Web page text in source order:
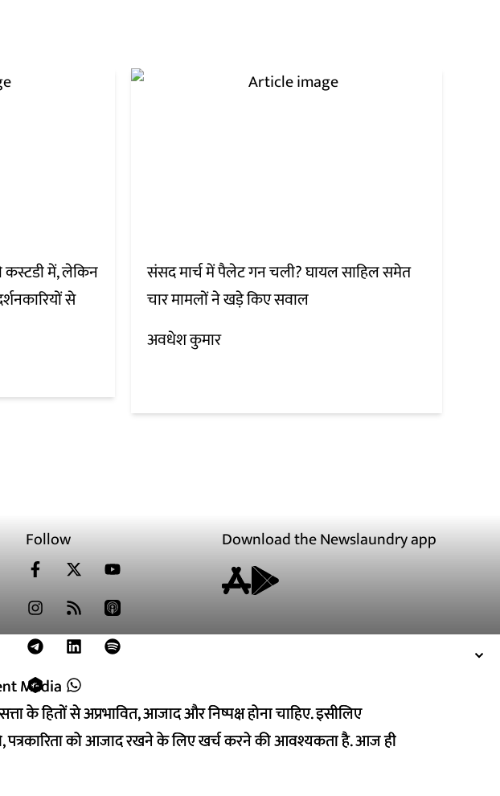
Media
के हितों से अप्रभावित, आजाद और निष्पक्ष होना चाहिए. इसीलिए
पत्रकारिता को आजाद रखने के लिए खर्च करने की आवश्यकता है. आज ही
Media
के हितों से अप्रभावित, आजाद और निष्पक्ष होना चाहिए. इसीलिए
पत्रकारिता को आजाद रखने के लिए खर्च करने की आवश्यकता है. आज ही
कस्टडी में, लेकिन
से
संसद मार्च में पैलेट गन चली? घायल साहिल समेत
चार मामलों ने खड़े किए सवाल
अवधेश कुमार
Follow Download the Newslaundry app